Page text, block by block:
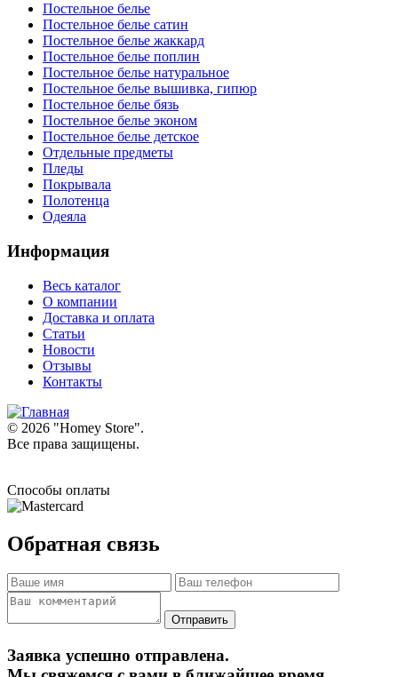
Постельное белье
Постельное белье сатин
Постельное белье жаккард
Постельное белье поплин
Постельное белье натуральное
Постельное белье вышивка, гипюр
Постельное белье бязь
Постельное белье эконом
Постельное белье детское
Отдельные предметы
Пледы
Покрывала
Полотенца
Одеяла
Информация
Весь каталог
О компании
Доставка и оплата
Статьи
Новости
Отзывы
Контакты
© 2026 "Homey Store".
Все права защищены.
Способы оплаты
Обратная связь
Заявка успешно отправлена.